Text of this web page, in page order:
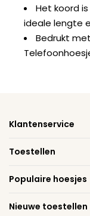
Het koord
ideale lengte
Bedrukt
Klantenservice
Toestellen
Populaire hoesjes
Nieuwe toestellen